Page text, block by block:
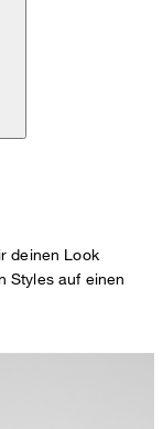
deinen Look
Styles auf einen